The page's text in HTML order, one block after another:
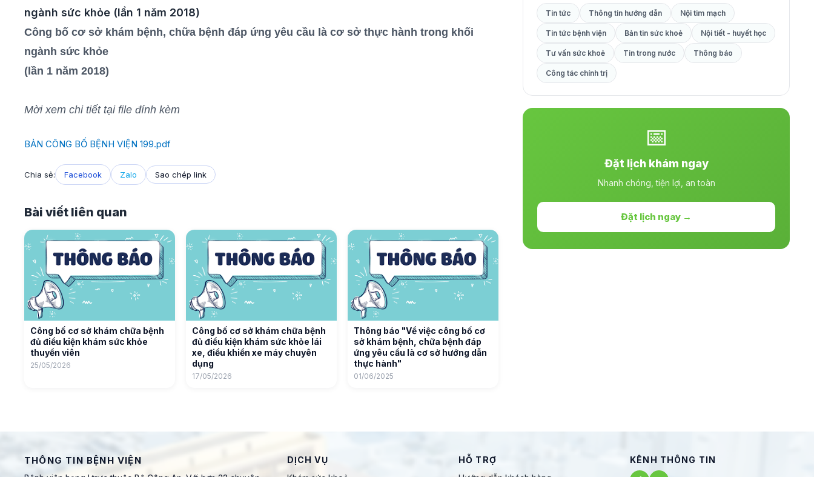
ngành sức khỏe (lần 1 năm 2018)
Công bố cơ sở khám bệnh, chữa bệnh đáp ứng yêu cầu là cơ sở thực hành trong khối
ngành sức khỏe
(lần 1 năm 2018)
Mời xem chi tiết tại file đính kèm
BẢN CÔNG BỐ BỆNH VIỆN 199.pdf
Chia sẻ: Facebook Zalo Sao chép link
Bài viết liên quan
Công bố cơ sở khám chữa bệnh
đủ điều kiện khám sức khỏe
thuyền viên
25/05/2026
Công bố cơ sở khám chữa bệnh
đủ điều kiện khám sức khỏe lái
xe, điều khiển xe máy chuyên
dụng
17/05/2026
Thông báo "Về việc công bố cơ
sở khám bệnh, chữa bệnh đáp
ứng yêu cầu là cơ sở hướng dẫn
thực hành"
01/06/2025
Tin tức Thông tin hướng dẫn Nội tim mạch
Tin tức bệnh viện Bản tin sức khoẻ Nội tiết - huyết học
Tư vấn sức khoẻ Tin trong nước Thông báo
Công tác chính trị
📅
Đặt lịch khám ngay
Nhanh chóng, tiện lợi, an toàn
Đặt lịch ngay →
THÔNG TIN BỆNH VIỆN
DỊCH VỤ
HỖ TRỢ
KÊNH THÔNG TIN